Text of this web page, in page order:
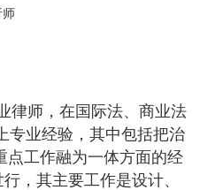
律师，在国际法、商业法
专业经验，其中包括把治
点工作融为一体方面的经
，其主要工作是设计、